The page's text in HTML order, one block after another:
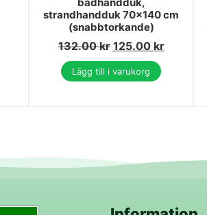
strandhandduk 70x140 cm
(snabbtorkande)
132.00kr 125.00 kr
Lägg till i varukorg